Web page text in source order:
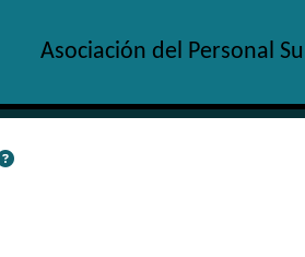
functionality and
etc.
Asociación del Personal